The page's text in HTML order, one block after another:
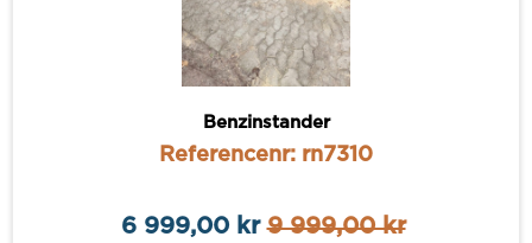
Benzinstander
Referencenr: rn7310
6 999,00 kr9 999,00 kr